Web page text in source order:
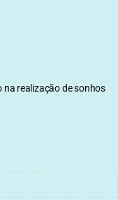
na realização de sonhos